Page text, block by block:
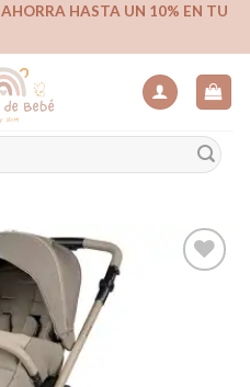
AHORRA HASTA UN 10% EN TU